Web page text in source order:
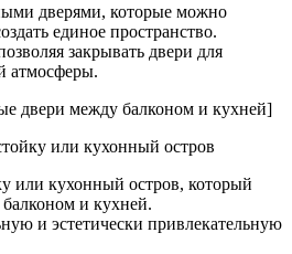
дверями, которые можно
единое пространство.
закрывать двери для
атмосферы.
двери между балконом и кухней]
или кухонный остров
или кухонный остров, который
и кухней.
и эстетически привлекательную